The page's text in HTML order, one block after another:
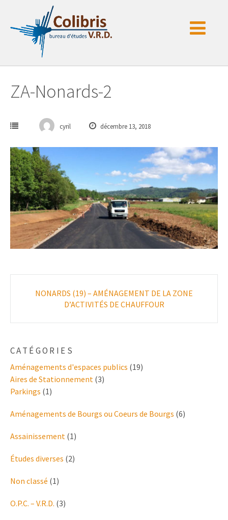
contenu
ZA-Nonards-2
cyril décembre 13, 2018
navigation
NONARDS (19) – AMÉNAGEMENT DE LA ZONE
D’ACTIVITÉS DE CHAUFFOUR
CATÉGORIES
Aménagements d'espaces publics (19)
Aires de Stationnement (3)
Parkings (1)
Aménagements de Bourgs ou Coeurs de Bourgs (6)
Assainissement (1)
Études diverses (2)
Non classé (1)
O.P.C. – V.R.D. (3)